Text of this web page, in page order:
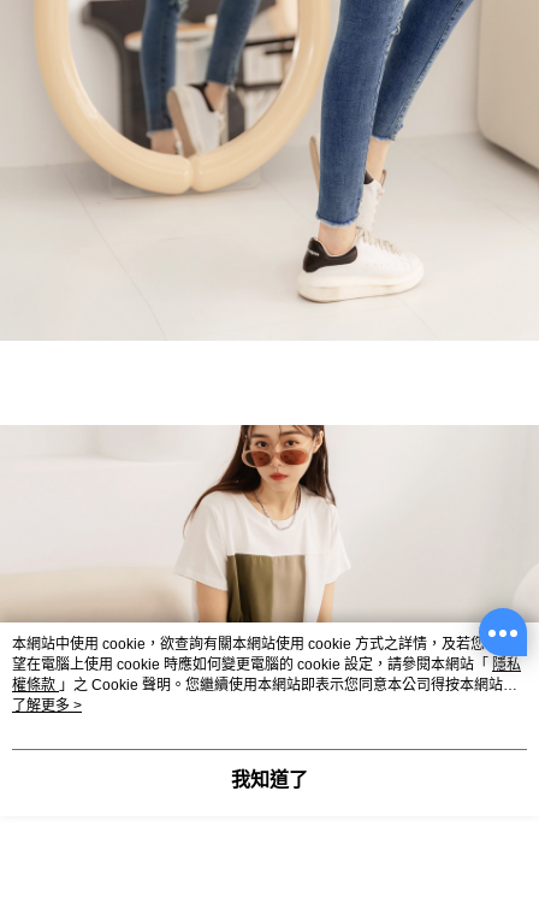
本網站中使用 cookie，欲查詢有關本網站使用 cookie 方式之詳情，及若您不希
望在電腦上使用 cookie 時應如何變更電腦的 cookie 設定，請參閱本網站「 隱私
權條款 」之 Cookie 聲明。您繼續使用本網站即表示您同意本公司得按本網站使
用條款之 Cookie 聲明使用 cookie。
了解更多 >
我知道了